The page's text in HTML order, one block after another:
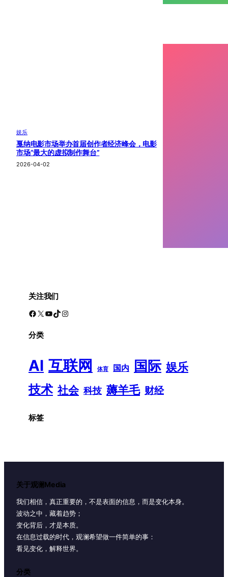
娱乐
戛纳电影市场举办首届创作者经济峰会，电影
市场“最大的虚拟制作舞台”
2026-04-02
关注我们
Facebook X YouTube TikTok Instagram
分类
AI 互联网 体育 国内 国际 娱乐
技术 社会 科技 薅羊毛 财经
标签
关于观澜Media
我们相信，真正重要的，不是表面的信息，而是变化本身。
波动之中，藏着趋势；
变化背后，才是本质。
在信息过载的时代，观澜希望做一件简单的事：
看见变化，解释世界。
分类